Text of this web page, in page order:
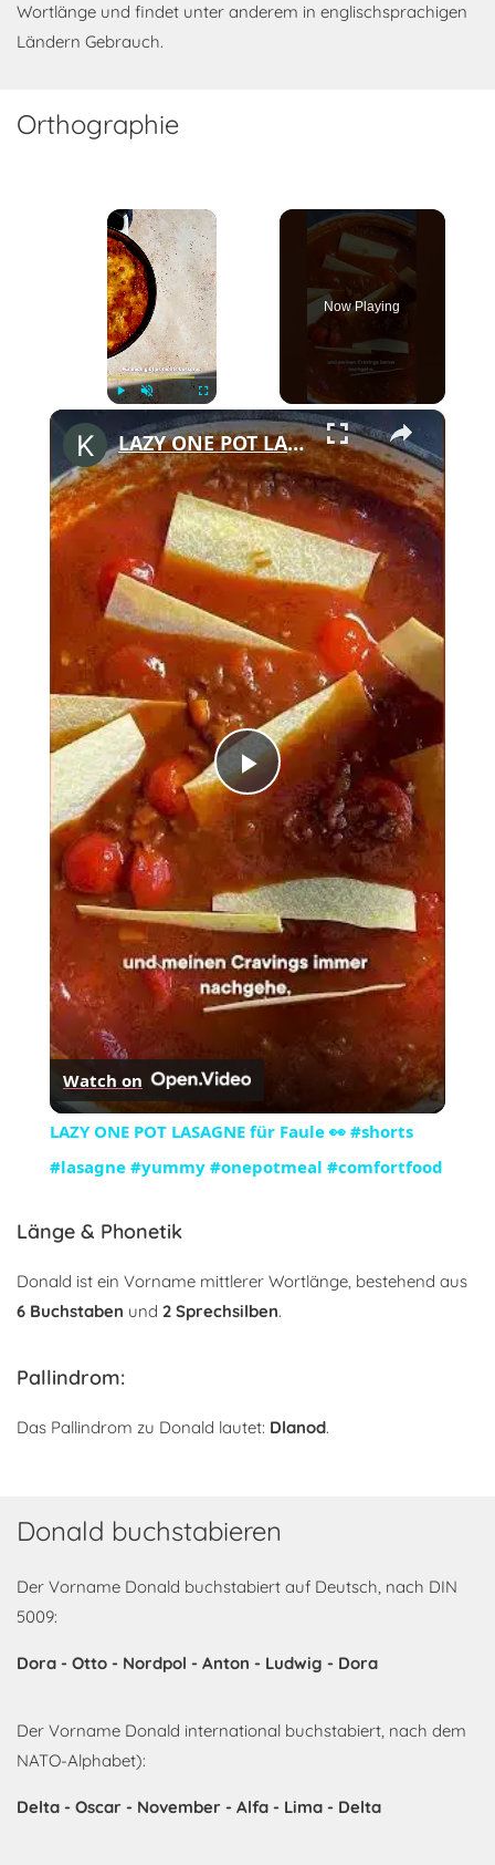
Wortlänge und findet unter anderem in englischsprachigen
Ländern Gebrauch.
Orthographie
×
Fullscreen
Now Playing
×
Play
Video
LAZY ONE POT LASAGNE für Faule 👀 #shorts #lasagne #yummy #onepotmeal #comfortfood
Watch on
LAZY ONE POT LASAGNE für Faule 👀 #shorts
#lasagne #yummy #onepotmeal #comfortfood
Länge & Phonetik
Donald ist ein Vorname mittlerer Wortlänge, bestehend aus
6 Buchstaben und 2 Sprechsilben.
Pallindrom:
Das Pallindrom zu Donald lautet: Dlanod.
Donald buchstabieren
Der Vorname Donald buchstabiert auf Deutsch, nach DIN
5009:
Dora - Otto - Nordpol - Anton - Ludwig - Dora
Der Vorname Donald international buchstabiert, nach dem
NATO-Alphabet):
Delta - Oscar - November - Alfa - Lima - Delta